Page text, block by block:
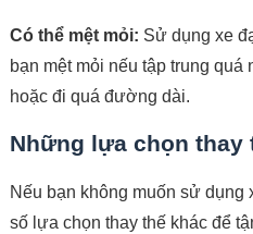
Có thể mệt mỏi: Sử dụng xe
bạn mệt mỏi nếu tập trung
hoặc đi quá đường dài.
Những lựa chọn thay
Nếu bạn không muốn sử dụng
số lựa chọn thay thế khác để